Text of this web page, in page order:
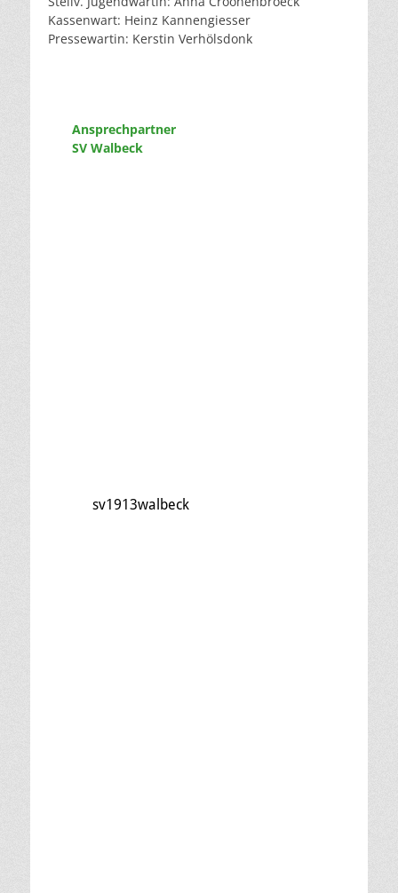
Kassenwart: Heinz Kannengiesser
Pressewartin: Kerstin Verhölsdonk
Ansprechpartner
SV Walbeck
sv1913walbeck